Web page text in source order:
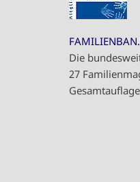
Die
27